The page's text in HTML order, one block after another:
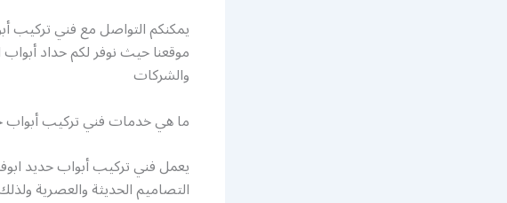
يمكنكم التواصل مع فني تركيب
موقعنا حيث نوفر لكم حداد
والشركات
ما هي خدمات فني تركيب أبواب
يعمل فني تركيب أبواب حديد
التصاميم الحديثة والعصرية